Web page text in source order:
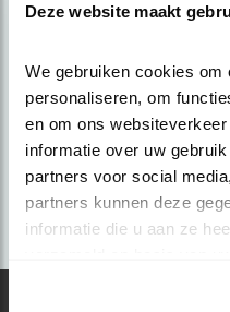
Deze website maakt
We gebruiken cookies
personaliseren, om
en om ons
informatie over uw
partners voor social
partners kunnen deze
informatie die u aan ze